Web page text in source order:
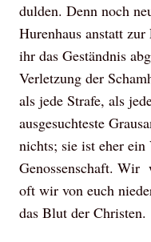
dulden. Denn noch
Hurenhaus anstatt
ihr das Geständnis
Verletzung der
als jede Strafe, als
ausgesuchteste
nichts; sie ist eher
Genossenschaft. Wir
oft wir von euch
das Blut der Christen.